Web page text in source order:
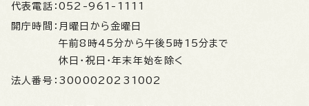
代表電話： 052-961-1111
開庁時間： 月曜日から金曜日
午前8時45分から午後5時15分まで
休日・祝日・年末年始を除く
法人番号： 3000020231002